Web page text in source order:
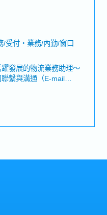
) *視公司業績目標達成獎
體業績達成情況，有所
教育訓練與外部專業機構
現，具調薪機會
)
/受付・業務/內勤/窗口
發展的物流業務助理～
聯繫與溝通（E-mail
等）・資料整理、數
工作（報價單製作、市
問題（如物流相關法
覆・運用空運、海運、
排國際貨物進出口運輸
依公司業績發放）